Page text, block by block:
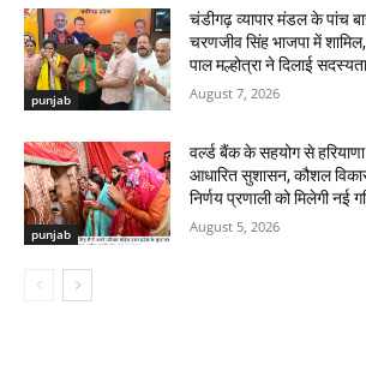
punjab
चंडीगढ़ व्यापार मंडल के पांच
चरणजीव सिंह भाजपा में
पाल मल्होत्रा ने दिलाई
August 7, 2026
punjab
वर्ल्ड बैंक के सहयोग से
आधारित सुशासन, कौशल
निर्णय प्रणाली को मिलेगी नई
August 5, 2026